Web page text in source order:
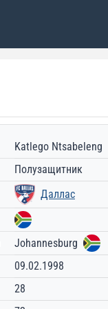
Katlego Ntsabeleng
Полузащитник
Даллас
Johannesburg
09.02.1998
28